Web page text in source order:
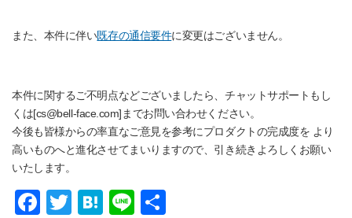
また、本件に伴い既存の通信要件に変更はございません。
本件に関するご不明点などございましたら、チャットサポートもし
くは[cs@bell-face.com]までお問い合わせください。
今後も皆様からの率直なご意見を参考にプロダクトの完成度を より
高いものへと進化させてまいりますので、引き続きよろしくお願い
いたします。
F
T
H
Li